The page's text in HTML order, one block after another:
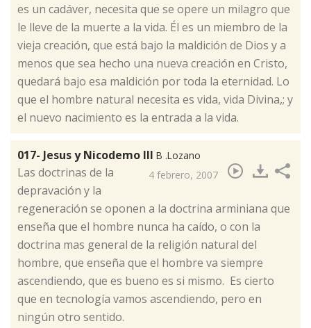
es un cadáver, necesita que se opere un milagro que
le lleve de la muerte a la vida. Él es un miembro de la
vieja creación, que está bajo la maldición de Dios y a
menos que sea hecho una nueva creación en Cristo,
quedará bajo esa maldición por toda la eternidad. Lo
que el hombre natural necesita es vida, vida Divina,; y
el nuevo nacimiento es la entrada a la vida.
017- Jesus y Nicodemo III B .Lozano
4 febrero, 2007
​Las doctrinas de la
depravación y la
regeneración se oponen a la doctrina arminiana que
enseña que el hombre nunca ha caído, o con la
doctrina mas general de la religión natural del
hombre, que enseña que el hombre va siempre
ascendiendo, que es bueno es si mismo. Es cierto
que en tecnología vamos ascendiendo, pero en
ningún otro sentido.